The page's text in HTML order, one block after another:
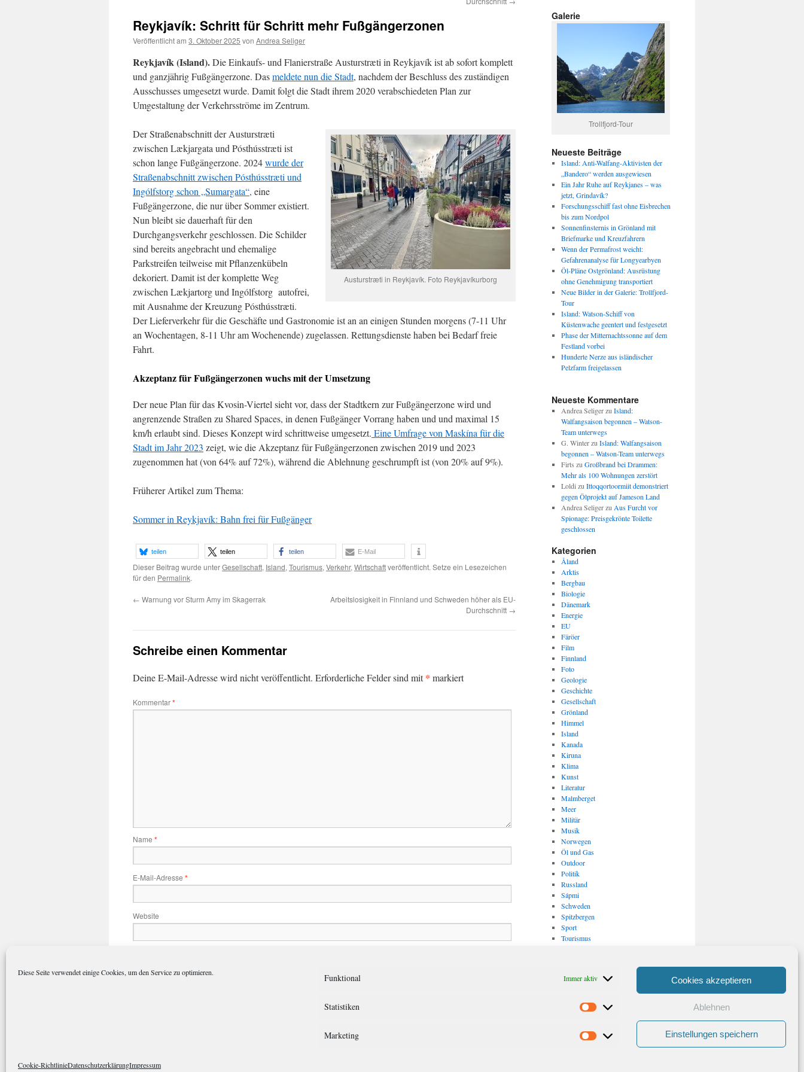
Diese Seite verwendet einige Cookies, um den Service zu optimieren. Funktional Immer aktiv
Statistiken Statistiken
Marketing Marketing
Cookies akzeptieren
Ablehnen
Einstellungen speichern
Cookie-RichtlinieDatenschutzerklärungImpressum
Reykjavík: Schritt für Schritt mehr Fußgängerzonen
Veröffentlicht am 3. Oktober 2025 von Andrea Seliger
Reykjavík (Island).Die Einkaufs- und Flanierstraße Austurstræti in Reykjavík ist ab sofort komplett
und ganzjährig Fußgängerzone. Dasmeldete nun die Stadt, nachdem der Beschluss des zuständigen
Ausschusses umgesetzt wurde. Damit folgt die Stadt ihrem 2020 verabschiedeten Plan zur
Umgestaltung der Verkehrsströme im Zentrum.
Austurstræti in Reykjavík. Foto Reykjavíkurborg
Der Straßenabschnitt der Austurstræti
zwischen Lækjargata und Pósthússtræti ist
schon lange Fußgängerzone. 2024wurde der
Straßenabschnitt zwischen Pósthússtræti und
Ingólfstorg schon „Sumargata“, eine
Fußgängerzone, die nur über Sommer existiert.
Nun bleibt sie dauerhaft für den
Durchgangsverkehr geschlossen. Die Schilder
sind bereits angebracht und ehemalige
Parkstreifen teilweise mit Pflanzenkübeln
dekoriert. Damit ist der komplette Weg
zwischen Lækjartorg und Ingólfstorg autofrei,
mit Ausnahme der Kreuzung Pósthússtræti.
Der Lieferverkehr für die Geschäfte und Gastronomie ist an an einigen Stunden morgens (7-11 Uhr
an Wochentagen, 8-11 Uhr am Wochenende) zugelassen. Rettungsdienste haben bei Bedarf freie
Fahrt.
Akzeptanz für Fußgängerzonen wuchs mit der Umsetzung
Der neue Plan für das Kvosin-Viertel sieht vor, dass der Stadtkern zur Fußgängerzone wird und
angrenzende Straßen zu Shared Spaces, in denen Fußgänger Vorrang haben und und maximal 15
km/h erlaubt sind. Dieses Konzept wird schrittweise umgesetzt. Eine Umfrage von Maskína für die
Stadt im Jahr 2023 zeigt, wie die Akzeptanz für Fußgängerzonen zwischen 2019 und 2023
zugenommen hat (von 64% auf 72%), während die Ablehnung geschrumpft ist (von 20% auf 9%).
Früherer Artikel zum Thema:
Sommer in Reykjavík: Bahn frei für Fußgänger
teilen teilen teilen E-Mail
Dieser Beitrag wurde unterGesellschaft, Island, Tourismus, Verkehr, Wirtschaftveröffentlicht. Setze ein Lesezeichen
für den Permalink.
← Warnung vor Sturm Amy im Skagerrak
Arbeitslosigkeit in Finnland und Schweden höher als EU-
Durchschnitt →
Schreibe einen Kommentar
Deine E-Mail-Adresse wird nicht veröffentlicht. Erforderliche Felder sind mit* markiert
Kommentar*
Name *
E-Mail-Adresse *
Website
Galerie
Trollfjord-Tour
Neueste Beiträge
Island: Anti-Walfang-Aktivisten der
„Bandero“ werden ausgewiesen
Ein Jahr Ruhe auf Reykjanes – was
jetzt, Grindavík?
Forschungsschiff fast ohne Eisbrechen
bis zum Nordpol
Sonnenfinsternis in Grönland mit
Briefmarke und Kreuzfahrern
Wenn der Permafrost weicht:
Gefahrenanalyse für Longyearbyen
Öl-Pläne Ostgrönland: Ausrüstung
ohne Genehmigung transportiert
Neue Bilder in der Galerie: Trollfjord-
Tour
Island: Watson-Schiff von
Küstenwache geentert und festgesetzt
Phase der Mitternachtssonne auf dem
Festland vorbei
Hunderte Nerze aus isländischer
Pelzfarm freigelassen
Neueste Kommentare
Andrea Seligerzu Island:
Walfangsaison begonnen – Watson-
Team unterwegs
G. Winterzu Island: Walfangsaison
begonnen – Watson-Team unterwegs
Firts zu Großbrand bei Drammen:
Mehr als 100 Wohnungen zerstört
Loldi zu Ittoqqortoormiit demonstriert
gegen Ölprojekt auf Jameson Land
Andrea Seligerzu Aus Furcht vor
Spionage: Preisgekrönte Toilette
geschlossen
Kategorien
Åland
Arktis
Bergbau
Biologie
Dänemark
Energie
EU
Färöer
Film
Finnland
Foto
Geologie
Geschichte
Gesellschaft
Grönland
Himmel
Island
Kanada
Kiruna
Klima
Kunst
Literatur
Malmberget
Meer
Militär
Musik
Norwegen
Öl und Gas
Outdoor
Politik
Russland
Sápmi
Schweden
Spitzbergen
Sport
Tourismus
Vulkanismus/ Erdbeben